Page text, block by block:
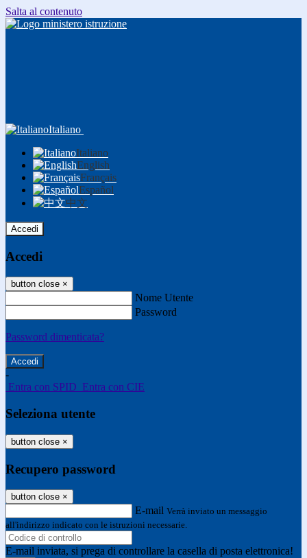
Salta al contenuto
Italiano
Italiano
English
Français
Español
中文
Accedi
Accedi
button close ×
Nome Utente
Password
Password dimenticata?
-
Entra con SPID Entra con CIE
Seleziona utente
button close ×
Recupero password
button close ×
E-mail Verrà inviato un messaggio
all'indirizzo indicato con le istruzioni necessarie.
E-mail inviata, si prega di controllare la casella di posta elettronica!